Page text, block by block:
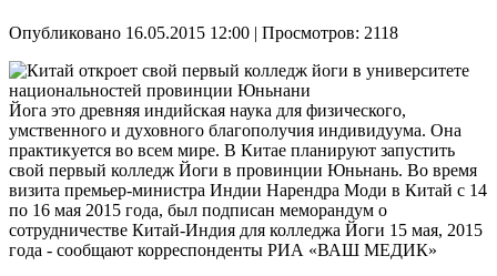
Опубликовано 16.05.2015 12:00 | Просмотров: 2118
Йога это древняя индийская наука для физического,
умственного и духовного благополучия индивидуума. Она
практикуется во всем мире. В Китае планируют запустить
свой первый колледж Йоги в провинции Юньнань. Во время
визита премьер-министра Индии Нарендра Моди в Китай с 14
по 16 мая 2015 года, был подписан меморандум о
сотрудничестве Китай-Индия для колледжа Йоги 15 мая, 2015
года - сообщают корреспонденты РИА «ВАШ МЕДИК»